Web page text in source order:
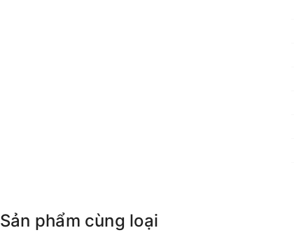
Sản phẩm cùng loại